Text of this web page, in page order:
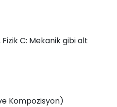
C: Mekanik gibi alt
Kompozisyon)